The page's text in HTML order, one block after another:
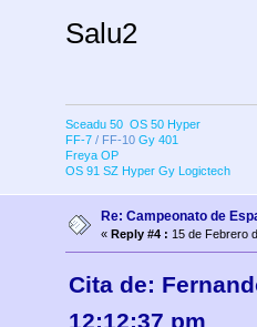
Salu2
Sceadu 50 OS 50 Hyper
FF-7 / FF-10 Gy 401
Freya OP
OS 91 SZ Hyper Gy Logictech
Re: Campeonato de
« Reply #4 : 15 de Febrero
Cita de:
12:12:37 pm